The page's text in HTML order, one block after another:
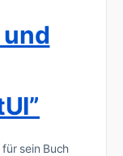
sein Buch